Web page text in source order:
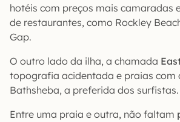
hotéis com preços mais camaradas
de restaurantes, como Rockley
Gap.
O outro lado da ilha, a chamada
topografia acidentada e praias com
Bathsheba, a preferida dos surfistas.
Entre uma praia e outra, não faltam